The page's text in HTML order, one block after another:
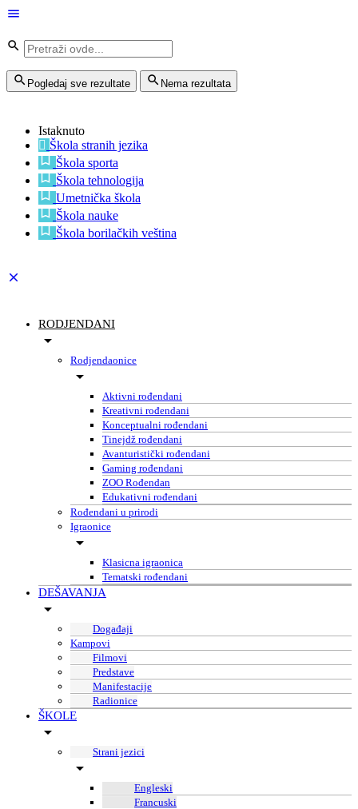
Pogledaj sve rezultate Nema rezultata
Istaknuto
Škola stranih jezika
Škola sporta
Škola tehnologija
Umetnička škola
Škola nauke
Škola borilačkih veština
RODJENDANI
Rodjendaonice
Aktivni rođendani
Kreativni rođendani
Konceptualni rođendani
Tinejdž rođendani
Avanturistički rođendani
Gaming rođendani
ZOO Rođendan
Edukativni rođendani
Rođendani u prirodi
Igraonice
Klasicna igraonica
Tematski rođendani
DEŠAVANJA
Događaji
Kampovi
Filmovi
Predstave
Manifestacije
Radionice
ŠKOLE
Strani jezici
Engleski
Francuski